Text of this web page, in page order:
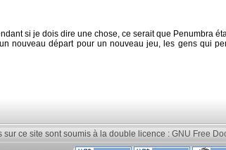
si je dois dire une chose, ce serait que Penumbra
nouveau départ pour un nouveau jeu, les gens qui
sur ce site sont soumis à la double licence : GNU Free